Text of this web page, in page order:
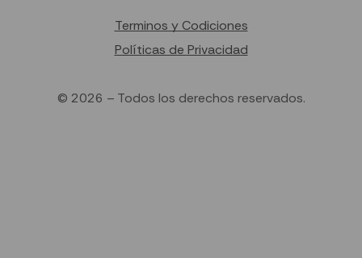
Terminos y Codiciones
Políticas de Privacidad
© 2026 – Todos los derechos reservados.